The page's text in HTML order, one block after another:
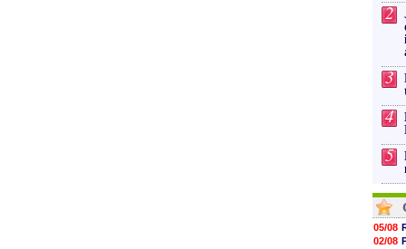
2
3
4
5
05/08
02/08